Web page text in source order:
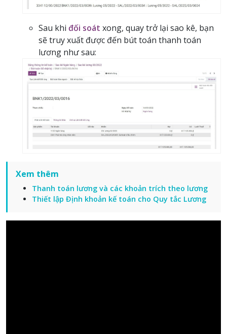
Sau khi đối soát xong, quay trở lại sao kê, bạn
sẽ truy xuất được đến bút toán thanh toán
lương như sau:
Xem thêm
Thanh toán lương và các khoản trích theo lương
Thiết lập Định khoản kế toán cho Quy tắc Lương